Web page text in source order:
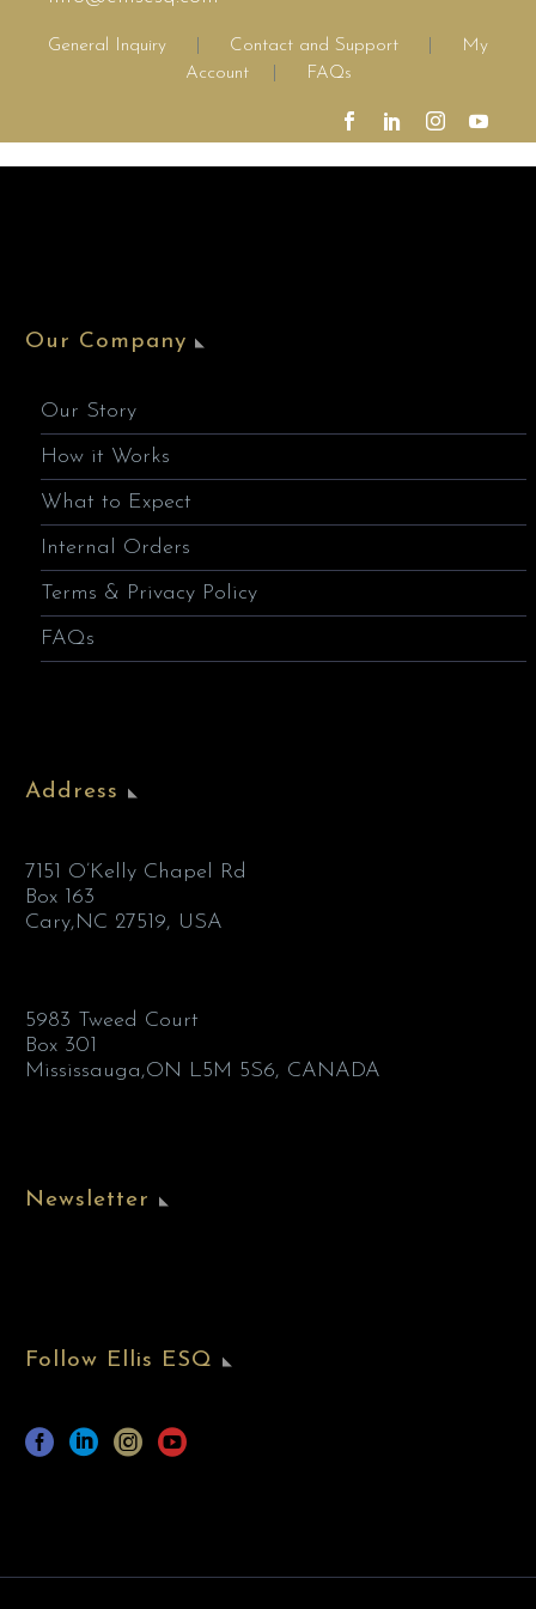
General Inquiry Contact and Support
My
Account
FAQs
Our Company
Our Story
How it Works
What to Expect
Internal Orders
Terms & Privacy Policy
FAQs
Address
7151 O’Kelly Chapel Rd
Box 163
Cary,NC 27519, USA
5983 Tweed Court
Box 301
Mississauga,ON L5M 5S6, CANADA
Newsletter
Follow Ellis ESQ